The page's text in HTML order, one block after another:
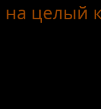
на целый